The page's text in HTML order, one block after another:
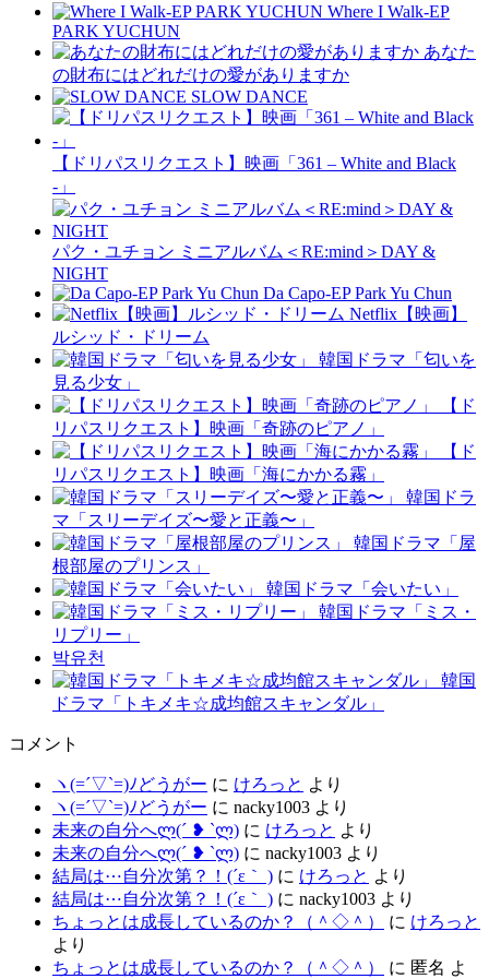
Where I Walk-EP
PARK YUCHUN
あなた
の財布にはどれだけの愛がありますか
SLOW DANCE
【ドリパスリクエスト】映画「361 – White and Black
-」
パク・ユチョン ミニアルバム＜RE:mind＞DAY &
NIGHT
Da Capo-EP Park Yu Chun
Netflix【映画】
ルシッド・ドリーム
韓国ドラマ「匂いを
見る少女」
【ド
リパスリクエスト】映画「奇跡のピアノ」
【ド
リパスリクエスト】映画「海にかかる霧」
韓国ドラ
マ「スリーデイズ〜愛と正義〜」
韓国ドラマ「屋
根部屋のプリンス」
韓国ドラマ「会いたい」
韓国ドラマ「ミス・
リプリー」
박유천
韓国
ドラマ「トキメキ☆成均館スキャンダル」
コメント
ヽ(=´▽`=)ﾉどうがー に けろっと より
ヽ(=´▽`=)ﾉどうがー に nacky1003 より
未来の自分へლ⁠(⁠´⁠ ⁠❥⁠ ⁠`⁠ლ⁠) に けろっと より
未来の自分へლ⁠(⁠´⁠ ⁠❥⁠ ⁠`⁠ლ⁠) に nacky1003 より
結局は⋯自分次第？！(´ε｀ ) に けろっと より
結局は⋯自分次第？！(´ε｀ ) に nacky1003 より
ちょっとは成長しているのか？（＾◇＾）
に けろっと
より
ちょっとは成長しているのか？（＾◇＾）
に 匿名 よ